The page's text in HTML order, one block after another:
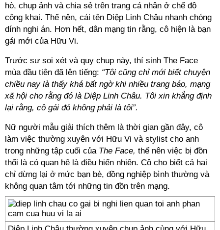
hò, chụp ảnh và chia sẻ trên trang cá nhân ở chế độ
công khai. Thế nên, cái tên Diệp Linh Châu nhanh chóng
dính nghi án. Hơn hết, dân mạng tin rằng, cô hiện là bạn
gái mới của Hữu Vi.
Trước sự soi xét và quy chụp này, thí sinh The Face
mùa đầu tiên đã lên tiếng: “Tôi cũng chỉ mới biết chuyện
chiều nay là thấy khá bất ngờ khi nhiều trang báo, mạng
xã hội cho rằng đó là Diệp Linh Châu. Tôi xin khẳng định
lại rằng, cô gái đó không phải là tôi”.
Nữ người mẫu giải thích thêm là thời gian gần đây, cô
làm việc thường xuyên với Hữu Vi và stylist cho anh
trong những tập cuối của The Face, thế nên việc bị đồn
thổi là có quan hệ là điều hiển nhiên. Cô cho biết cả hai
chỉ dừng lại ở mức bạn bè, đồng nghiệp bình thường và
không quan tâm tới những tin đồn trên mạng.